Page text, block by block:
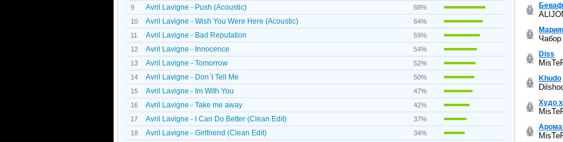
9
Avril Lavigne - Push (Acoustic)
68%
10
Avril Lavigne - Wish You Were Here (Acoustic)
64%
11
Avril Lavigne - Bad Reputation
59%
12
Avril Lavigne - Innocence
54%
13
Avril Lavigne - Tomorrow
52%
14
Avril Lavigne - Don`t Tell Me
50%
15
Avril Lavigne - Im With You
47%
16
Avril Lavigne - Take me away
42%
17
Avril Lavigne - I Can Do Better (Clean Edit)
37%
18
Avril Lavigne - Girlfriend (Clean Edit)
34%
Diss
Khudo
Худо